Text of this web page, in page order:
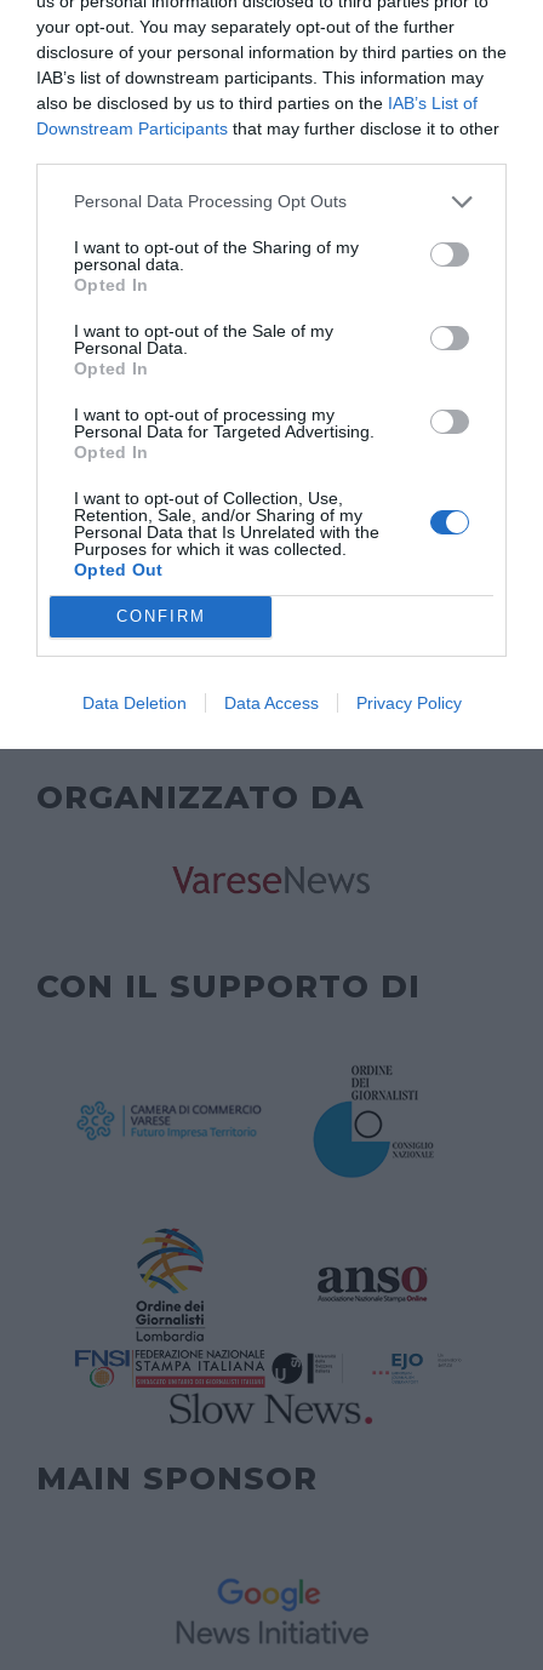
your opt-out. You may separately opt-out of the further
disclosure of your personal information by third parties on the
IAB’s list of downstream participants. This information may
also be disclosed by us to third parties on the IAB’s List of
Downstream Participants that may further disclose it to other
Personal Data Processing Opt Outs
I want to opt-out of the Sharing of my
personal data.
Opted In
I want to opt-out of the Sale of my
Personal Data.
Opted In
I want to opt-out of processing my
Personal Data for Targeted Advertising.
Opted In
I want to opt-out of Collection, Use,
Retention, Sale, and/or Sharing of my
Personal Data that Is Unrelated with the
Purposes for which it was collected.
Opted Out
CONFIRM
Data Deletion Data Access Privacy Policy
TORNA INDIETRO
ORGANIZZATO DA
CON IL SUPPORTO DI
MAIN SPONSOR